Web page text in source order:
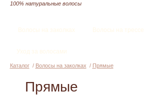
100% натуральные волосы
Волосы на заколках Волосы на трессе
Уход за волосами
Каталог/ Волосы на заколках / Прямые
Прямые